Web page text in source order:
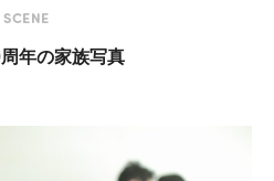
SCENE
年の家族写真